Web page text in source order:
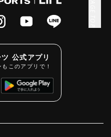
公式アプリ
このアプリで！